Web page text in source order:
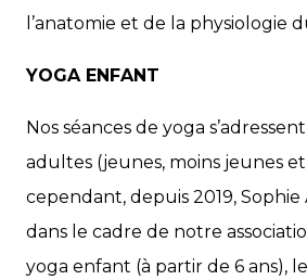
l’anatomie et de la physiologie
YOGA ENFANT
Nos séances de yoga
adultes (jeunes, moins jeunes et
cependant, depuis 2019,
dans le cadre de notre
yoga enfant (à partir de 6 ans),